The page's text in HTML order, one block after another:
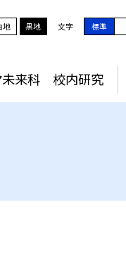
地 黒地 文字 標準
未来科 校内研究